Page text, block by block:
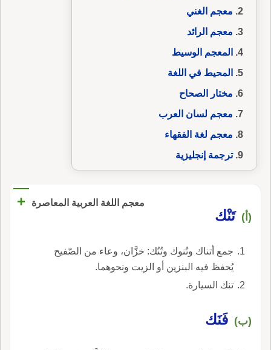
معجم الغني
معجم الرائد
المعجم الوسيط
المحيط في اللغة
مختار الصحاح
معجم لسان العرب
معجم لغة الفقهاء
ترجمة إنجليزية
معجم اللغة العربية المعاصرة +
(أ) تَنْك
جمع أتناك وتُنوك وتُنُك: خزَّان، وعاء من الصّفيح
يُحفظ فيه البنزين أو الزيت ونحوهما.
تنك السيارة.
(ب) فَنَك